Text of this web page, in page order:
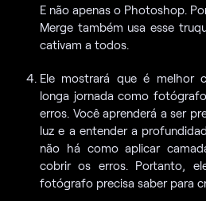
E não apenas o Photoshop.
Merge também usa esse
cativam a todos.
Ele mostrará que é melhor
longa jornada como
erros. Você aprenderá a ser
luz e a entender a
não há como aplicar
cobrir os erros. Portanto,
fotógrafo precisa saber para